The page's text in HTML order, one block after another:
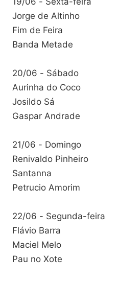
Jorge de Altinho
Fim de Feira
Banda Metade
20/06 - Sábado
Aurinha do Coco
Josildo Sá
Gaspar Andrade
21/06 - Domingo
Renivaldo Pinheiro
Santanna
Petrucio Amorim
22/06 - Segunda-feira
Flávio Barra
Maciel Melo
Pau no Xote